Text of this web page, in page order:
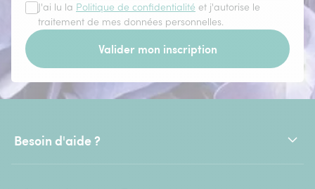
J'ai lu la Politique de confidentialité et j'autorise le
traitement de mes données personnelles.
Valider mon inscription
Besoin d'aide ?